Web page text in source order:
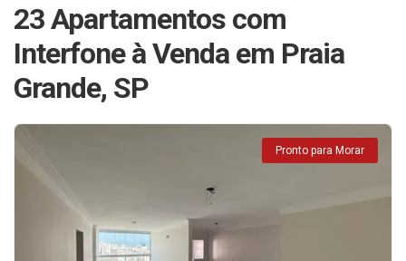
23 Apartamentos com
Interfone à Venda em Praia
Grande, SP
Pronto para Morar